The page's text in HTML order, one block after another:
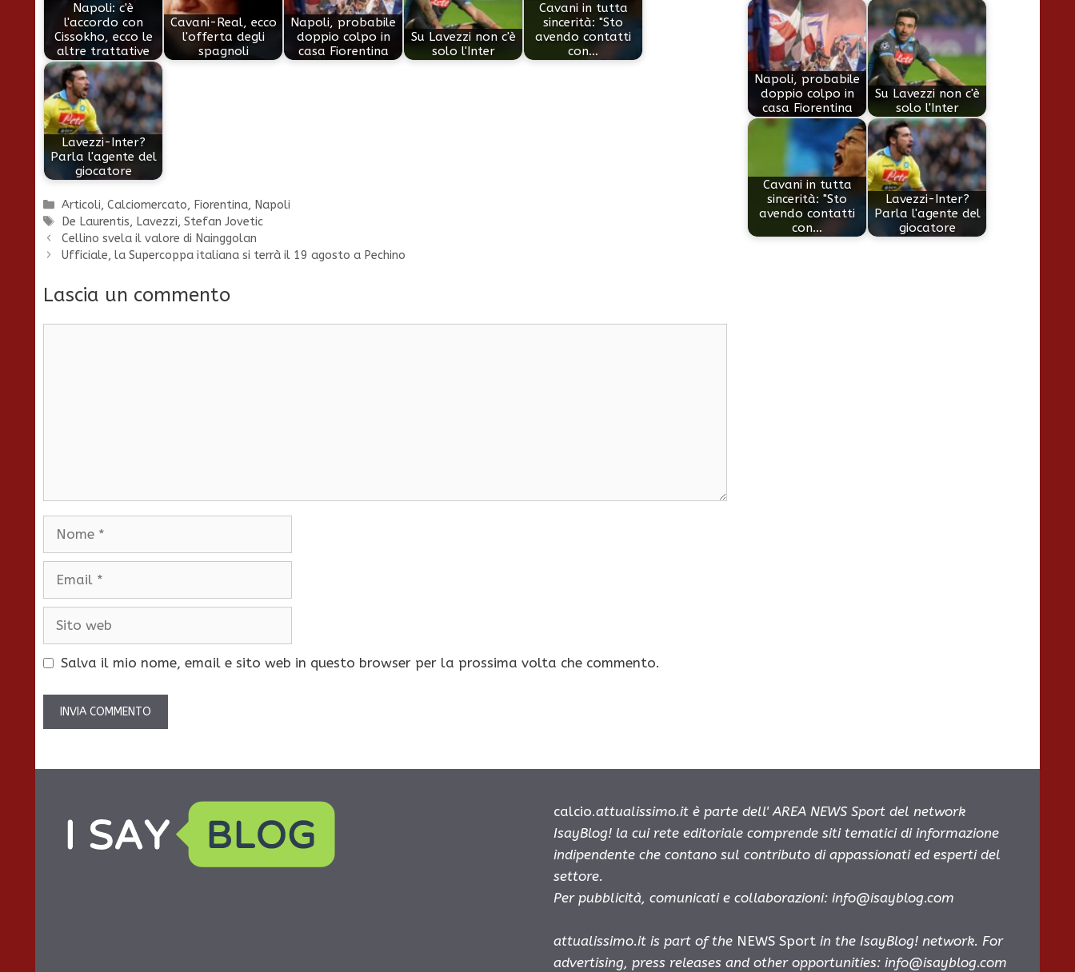
Napoli: c'è
l'accordo con
Cissokho, ecco le
altre trattative
Cavani-Real, ecco
l'offerta degli
spagnoli
Napoli, probabile
doppio colpo in
casa Fiorentina
Su Lavezzi non c'è
solo l'Inter
Cavani in tutta
sincerità: "Sto
avendo contatti
con…
Lavezzi-Inter?
Parla l'agente del
giocatore
Categorie
Articoli,Calciomercato, Fiorentina, Napoli
Tag
De Laurentis, Lavezzi,Stefan Jovetic
Cellino svela il valore di Nainggolan
Ufficiale, la Supercoppa italiana si terrà il 19 agosto a Pechino
Lascia un commento
Nome
Email
Sito
Salva il mio nome, email e sito web in questo browser per la prossima volta che commento.
Napoli, probabile
doppio colpo in
casa Fiorentina
Su Lavezzi non c'è
solo l'Inter
Cavani in tutta
sincerità: "Sto
avendo contatti
con…
Lavezzi-Inter?
Parla l'agente del
giocatore
calcio.attualissimo.it è parte dell' AREA NEWS Sport del network
IsayBlog! la cui rete editoriale comprende siti tematici di informazione
indipendente che contano sul contributo di appassionati ed esperti del
settore.
Per pubblicità, comunicati e collaborazioni: info@isayblog.com
attualissimo.it is part of the NEWS Sport in the IsayBlog! network. For
advertising, press releases and other opportunities: info@isayblog.com